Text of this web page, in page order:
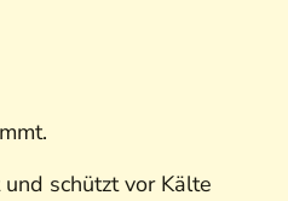
schützt vor Kälte